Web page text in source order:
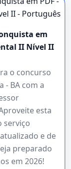
em
II Nível II
o concurso
- BA com a
esta
serviço
e de
preparado
em 2026!